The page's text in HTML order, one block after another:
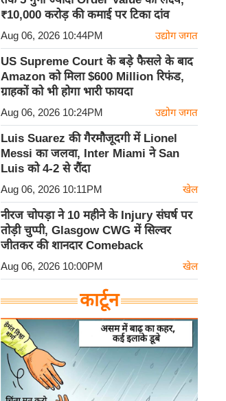
₹10,000 करोड़ की कमाई पर टिका दांव
Aug 06, 2026 10:44PM उद्योग जगत
US Supreme Court के बड़े फैसले के बाद
Amazon को मिला $600 Million रिफंड,
ग्राहकों को भी होगा भारी फायदा
Aug 06, 2026 10:24PM उद्योग जगत
Luis Suarez की गैरमौजूदगी में Lionel
Messi का जलवा, Inter Miami ने San
Luis को 4-2 से रौंदा
Aug 06, 2026 10:11PM खेल
नीरज चोपड़ा ने 10 महीने के Injury संघर्ष पर
तोड़ी चुप्पी, Glasgow CWG में सिल्वर
जीतकर की शानदार Comeback
Aug 06, 2026 10:00PM खेल
कार्टून